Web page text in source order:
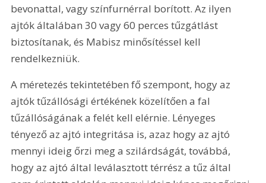
bevonattal, vagy színfurnérral borított. Az ilyen
ajtók általában 30 vagy 60 perces tűzgátlást
biztosítanak, és Mabisz minősítéssel kell
rendelkezniük.
A méretezés tekintetében fő szempont, hogy az
ajtók tűzállósági értékének közelítően a fal
tűzállóságának a felét kell elérnie. Lényeges
tényező az ajtó integritása is, azaz hogy az ajtó
mennyi ideig őrzi meg a szilárdságát, továbbá,
hogy az ajtó által leválasztott térrész a tűz által